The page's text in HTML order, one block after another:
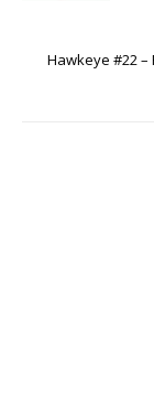
Hawkeye #22 –